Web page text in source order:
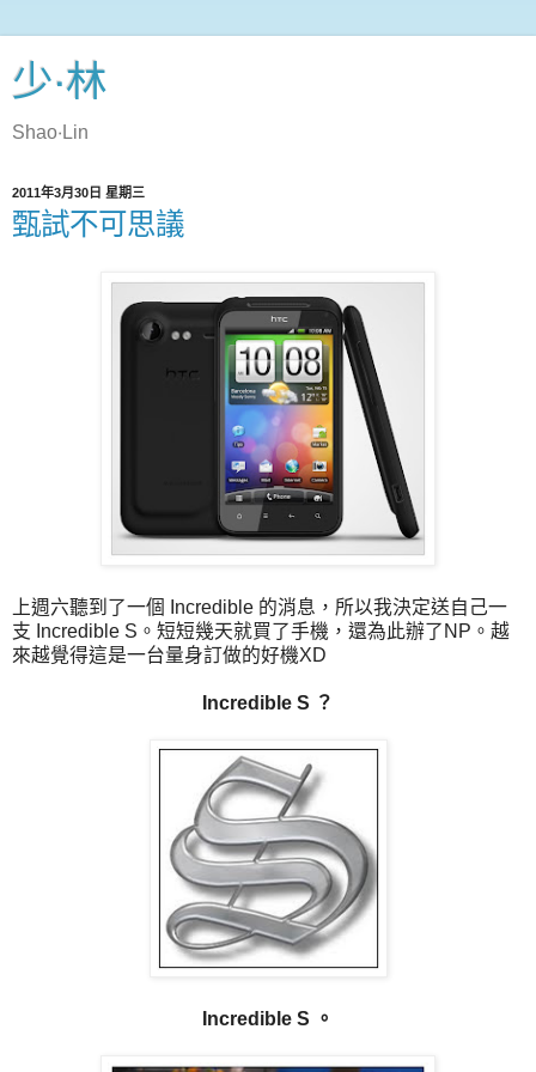
少‧林
Shao‧Lin
2011年3月30日 星期三
甄試不可思議
上週六聽到了一個 Incredible 的消息，所以我決定送自己一
支 Incredible S。短短幾天就買了手機，還為此辦了NP。越
來越覺得這是一台量身訂做的好機XD
Incredible S ？
Incredible S 。